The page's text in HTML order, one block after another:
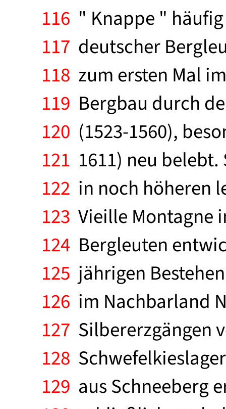
116 " Knappe "
117 deutscher
118 zum ersten Mal
119 Bergbau durch
120 (1523-1560),
121 1611) neu
122 in noch höheren
123 Vieille Montagne
124 Bergleuten
125 jährigen
126 im Nachbarland
127 Silbererzgängen
128
129 aus Schneeberg